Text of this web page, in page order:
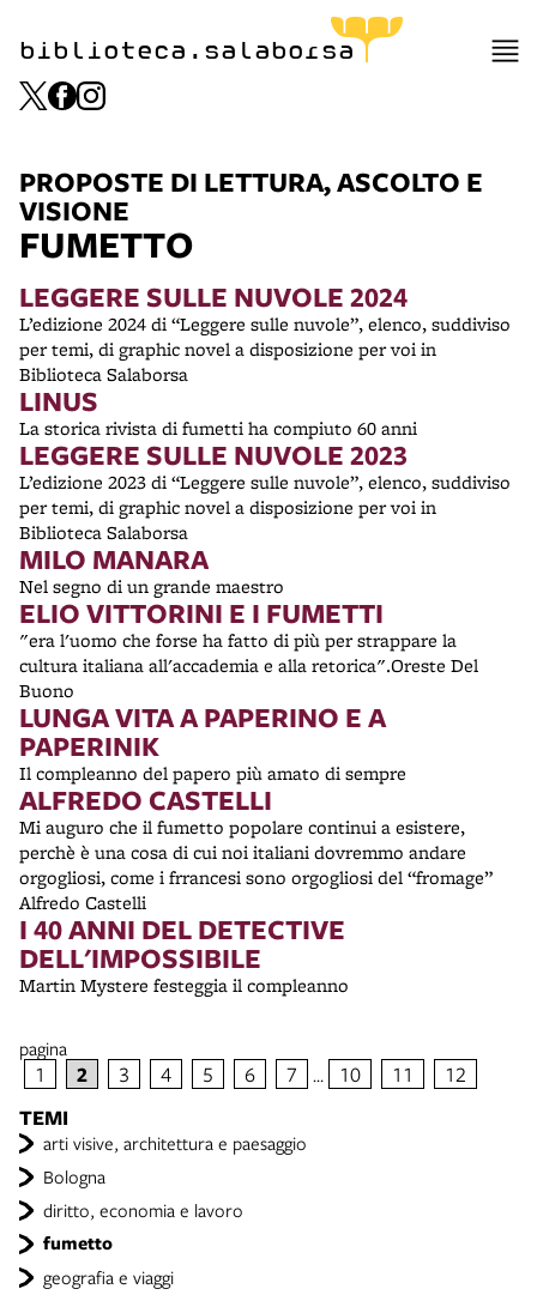
biblioteca.salaborsa
PROPOSTE DI LETTURA, ASCOLTO E
VISIONE
FUMETTO
TEMI
arti visive, architettura e paesaggio
Bologna
diritto, economia e lavoro
fumetto
geografia e viaggi
LEGGERE SULLE NUVOLE 2024
L’edizione 2024 di “Leggere sulle nuvole”, elenco, suddiviso
per temi, di graphic novel a disposizione per voi in
Biblioteca Salaborsa
LINUS
La storica rivista di fumetti ha compiuto 60 anni
LEGGERE SULLE NUVOLE 2023
L’edizione 2023 di “Leggere sulle nuvole”, elenco, suddiviso
per temi, di graphic novel a disposizione per voi in
Biblioteca Salaborsa
MILO MANARA
Nel segno di un grande maestro
ELIO VITTORINI E I FUMETTI
"era l'uomo che forse ha fatto di più per strappare la
cultura italiana all'accademia e alla retorica".Oreste Del
Buono
LUNGA VITA A PAPERINO E A
PAPERINIK
Il compleanno del papero più amato di sempre
ALFREDO CASTELLI
Mi auguro che il fumetto popolare continui a esistere,
perchè è una cosa di cui noi italiani dovremmo andare
orgogliosi, come i frrancesi sono orgogliosi del “fromage”
Alfredo Castelli
I 40 ANNI DEL DETECTIVE
DELL'IMPOSSIBILE
Martin Mystere festeggia il compleanno
pagina
1 2 3 4 5 6 7 … 10 11 12